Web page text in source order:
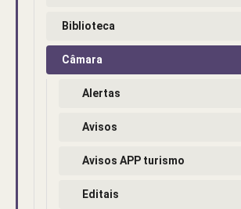
Biblioteca
Câmara
Alertas
Avisos
Avisos APP turismo
Editais